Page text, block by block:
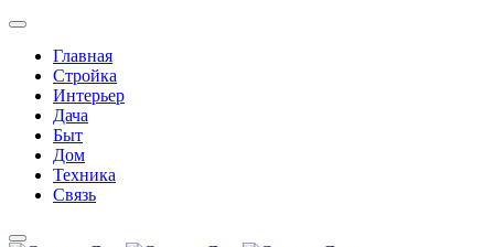
Главная
Стройка
Интерьер
Дача
Быт
Дом
Техника
Связь